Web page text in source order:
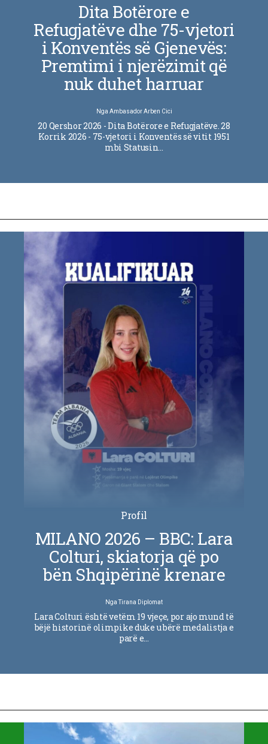
Dita Botërore e
Refugjatëve dhe 75-vjetori
i Konventës së Gjenevës:
Premtimi i njerëzimit që
nuk duhet harruar
Nga Ambasador Arben Cici
20 Qershor 2026 - Dita Botërore e Refugjatëve. 28
Korrik 2026 - 75-vjetori i Konventës së vitit 1951
mbi Statusin…
Profil
MILANO 2026 – BBC: Lara
Colturi, skiatorja që po
bën Shqipërinë krenare
NgaTirana Diplomat
Lara Colturi është vetëm 19 vjeçe, por ajo mund të
bëjë historinë olimpike duke u bërë medalistja e
parë e…